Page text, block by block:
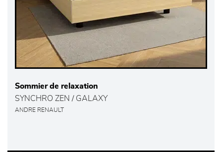
Sommier de relaxation
SYNCHRO ZEN / GALAXY
ANDRE RENAULT